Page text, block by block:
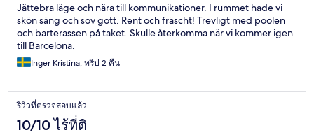
Jättebra läge och nära till kommunikationer. I rummet hade vi
skön säng och sov gott. Rent och fräscht! Trevligt med poolen
och barterassen på taket. Skulle återkomma när vi kommer igen
till Barcelona.
Inger Kristina, ทริป 2 คืน
รีวิวที่ตรวจสอบแล้ว
10/10 ไร้ที่ติ